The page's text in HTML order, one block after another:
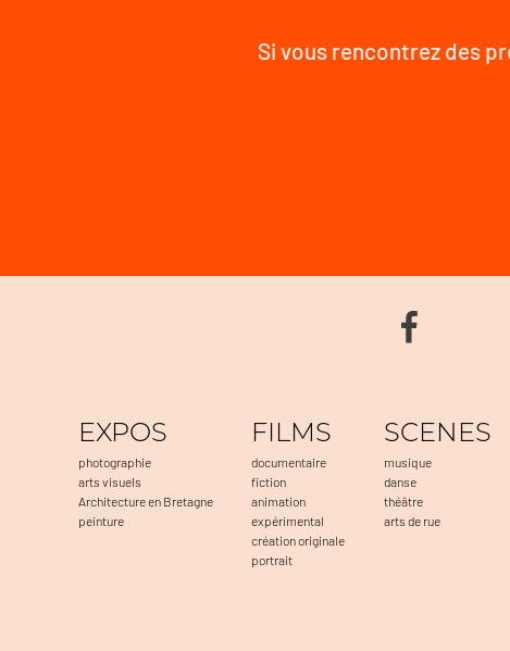
Si vous rencontrez des
EXPOS
photographie
arts visuels
Architecture en Bretagne
peinture
FILMS
documentaire
fiction
animation
expérimental
création originale
portrait
SCENES
musique
danse
théâtre
arts de rue